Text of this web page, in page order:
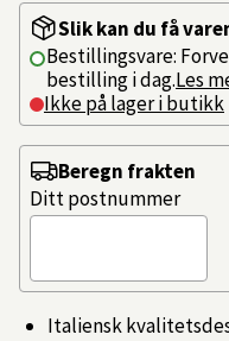
Slik kan du få
Bestillingsvare:
bestilling i dag.Les
Ikke på lager i butikk
Italiensk
Beregn frakten
Ditt postnummer